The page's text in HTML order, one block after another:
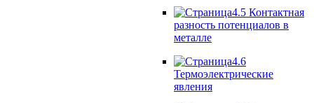
4.5 Контактная
разность потенциалов в
металле
4.6
Термоэлектрические
явления